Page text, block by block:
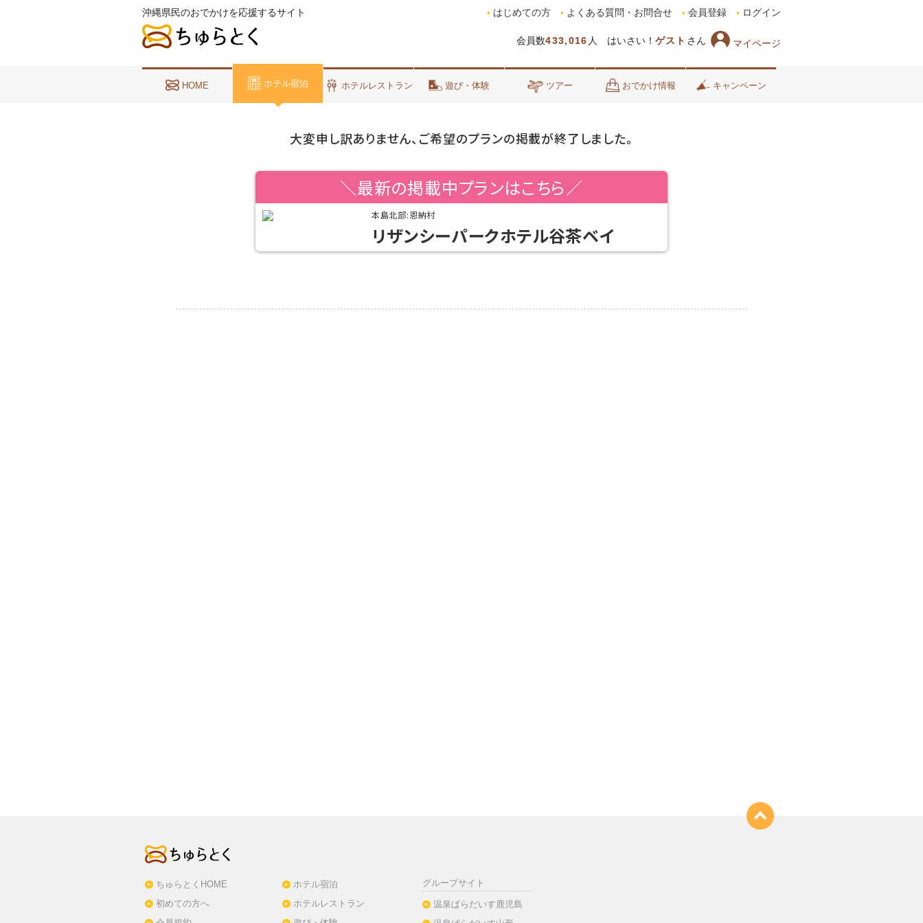
沖縄県民のおでかけを応援するサイト
会員数433,016 人 はいさい！ ゲスト さん マイページ
はじめての方 よくある質問・お問合せ 会員登録 ログイン
HOME ホテル宿泊 ホテルレストラン 遊び・体験 ツアー おでかけ情報 キャンペーン
大変申し訳ありません、ご希望のプランの掲載が終了しました。
＼最新の掲載中プランはこちら／
本島北部:恩納村
リザンシーパークホテル谷茶ベイ
ちゅらとくHOME
初めての方へ
ホテル宿泊
ホテルレストラン
グループサイト
温泉ぱらだいす鹿児島